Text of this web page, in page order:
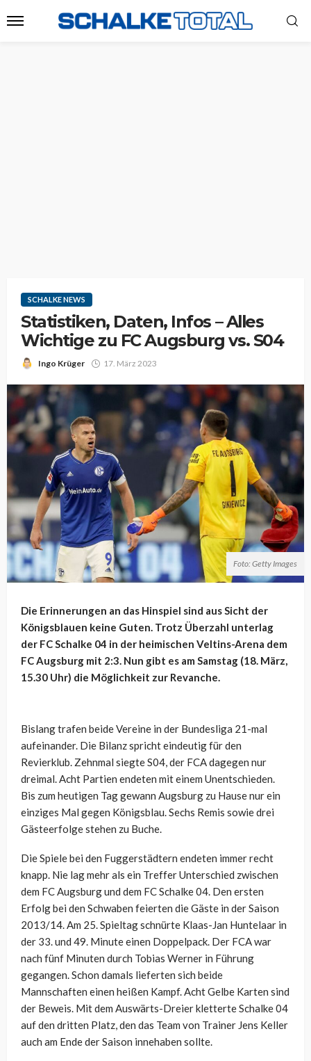
SCHALKE NEWS
Statistiken, Daten, Infos – Alles
Wichtige zu FC Augsburg vs. S04
Ingo Krüger 17. März 2023
Foto: Getty Images
Die Erinnerungen an das Hinspiel sind aus Sicht der
Königsblauen keine Guten. Trotz Überzahl unterlag
der FC Schalke 04 in der heimischen Veltins-Arena dem
FC Augsburg mit 2:3. Nun gibt es am Samstag (18. März,
15.30 Uhr) die Möglichkeit zur Revanche.
Bislang trafen beide Vereine in der Bundesliga 21-mal
aufeinander. Die Bilanz spricht eindeutig für den
Revierklub. Zehnmal siegte S04, der FCA dagegen nur
dreimal. Acht Partien endeten mit einem Unentschieden.
Bis zum heutigen Tag gewann Augsburg zu Hause nur ein
einziges Mal gegen Königsblau. Sechs Remis sowie drei
Gästeerfolge stehen zu Buche.
Die Spiele bei den Fuggerstädtern endeten immer recht
knapp. Nie lag mehr als ein Treffer Unterschied zwischen
dem FC Augsburg und dem FC Schalke 04. Den ersten
Erfolg bei den Schwaben feierten die Gäste in der Saison
2013/14. Am 25. Spieltag schnürte Klaas-Jan Huntelaar in
der 33. und 49. Minute einen Doppelpack. Der FCA war
nach fünf Minuten durch Tobias Werner in Führung
gegangen. Schon damals lieferten sich beide
Mannschaften einen heißen Kampf. Acht Gelbe Karten sind
der Beweis. Mit dem Auswärts-Dreier kletterte Schalke 04
auf den dritten Platz, den das Team von Trainer Jens Keller
auch am Ende der Saison innehaben sollte.